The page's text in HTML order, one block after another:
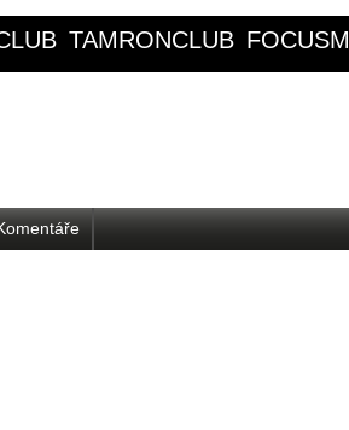
TAMRONCLUB